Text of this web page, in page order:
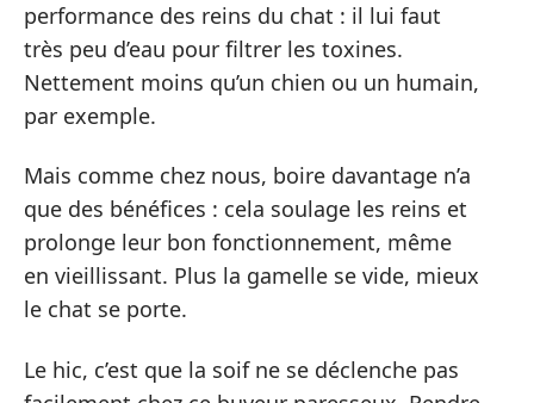
performance des reins du chat : il lui faut
très peu d’eau pour filtrer les toxines.
Nettement moins qu’un chien ou un humain,
par exemple.
Mais comme chez nous, boire davantage n’a
que des bénéfices : cela soulage les reins et
prolonge leur bon fonctionnement, même
en vieillissant. Plus la gamelle se vide, mieux
le chat se porte.
Le hic, c’est que la soif ne se déclenche pas